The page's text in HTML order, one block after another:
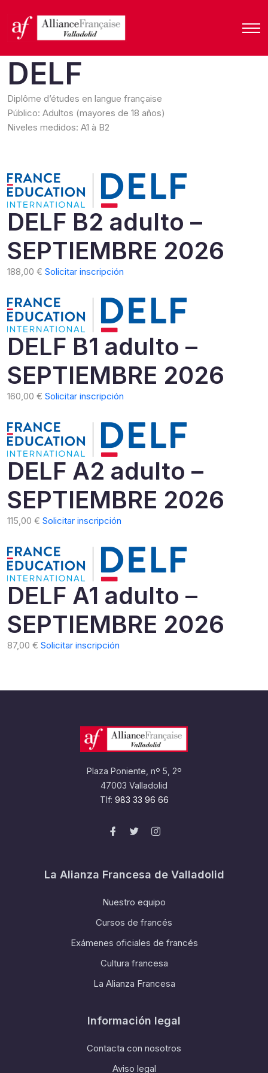
DELF
Diplôme d’études en langue française
Público: Adultos (mayores de 18 años)
Niveles medidos: A1 à B2
DELF B2 adulto –
SEPTIEMBRE 2026
188,00 € Solicitar inscripción
DELF B1 adulto –
SEPTIEMBRE 2026
160,00 € Solicitar inscripción
DELF A2 adulto –
SEPTIEMBRE 2026
115,00 € Solicitar inscripción
DELF A1 adulto –
SEPTIEMBRE 2026
87,00 € Solicitar inscripción
Plaza Poniente, nº 5, 2º
47003 Valladolid
Tlf: 983 33 96 66
La Alianza Francesa de Valladolid
Nuestro equipo
Cursos de francés
Exámenes oficiales de francés
Cultura francesa
La Alianza Francesa
Información legal
Contacta con nosotros
Aviso legal